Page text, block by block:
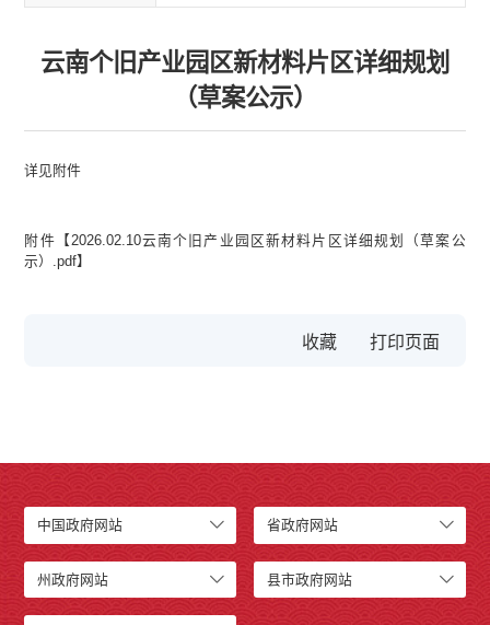
云南个旧产业园区新材料片区详细规划
（草案公示）
详见附件
附件【2026.02.10云南个旧产业园区新材料片区详细规划（草案公
示）.pdf】
收藏
中国政府网站 省政府网站
州政府网站 县市政府网站